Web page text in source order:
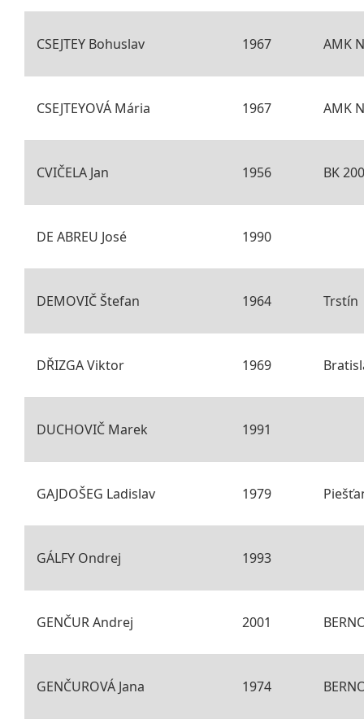
CSEJTEY Bohuslav 1967 AMK
CSEJTEYOVÁ Mária 1967 AMK
CVIČELA Jan 1956 BK
DE ABREU José 1990
DEMOVIČ Štefan 1964 Trstín
DŘIZGA Viktor 1969
DUCHOVIČ Marek 1991
GAJDOŠEG Ladislav 1979
GÁLFY Ondrej 1993
GENČUR Andrej 2001
GENČUROVÁ Jana 1974